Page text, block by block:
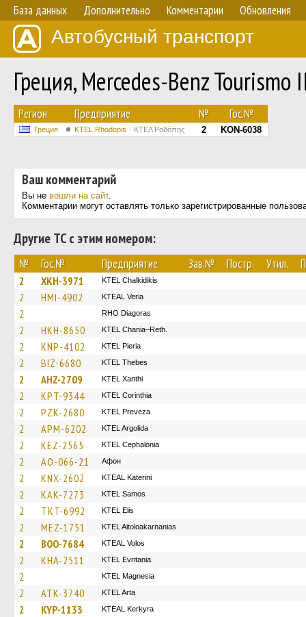
База данных Дополнительно Комментарии Обновления
Автобусный транспорт
Греция, Mercedes-Benz
Регион Предприятие № Гос.№
Греция KTEL Rhodopis ΚΤΕΛ Ροδόπης 2 KON-6038
Ваш комментарий
Вы не вошли на сайт.
Комментарии могут оставлять только зарегистрированные
Другие ТС с этим номером:
№ Гос.№ Предприятие Зав.№ Постр. Утил.
2 XKH-3971 ΚΤΕL Chalkidikis
2 HMI-4902 KTEAL Veria
2 RHO Diagoras
2 HKH-8650 KTEL Chania–Reth.
2 KNP-4102 KTEL Pieria
2 BIZ-6680 KTEL Thebes
2 AHZ-2709 KTEL Xanthi
2 KPT-9344 KTEL Corinthia
2 PZK-2680 KTEL Preveza
2 APM-6202 KTEL Argolida
2 KEZ-2565 KTEL Cephalonia
2 AO-066-21 Афон
2 KNX-2602 KTEAL Katerini
2 KAK-7273 KTEL Samos
2 TKT-6992 KTEL Elis
2 MEZ-1751 KTEL Aitoloakarnanias
2 BOO-7684 KTEAL Volos
2 KHA-2511 ΚΤΕL Evritania
2 ΚΤΕL Magnesia
2 ATK-3740 KTEL Arta
2 KYP-1133 KTEAL Kerkyra